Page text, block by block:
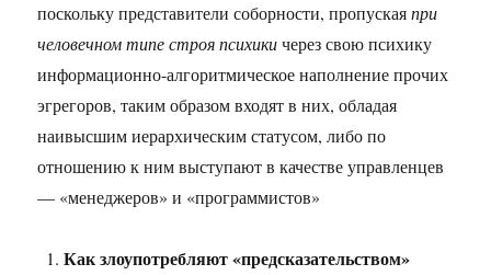
поскольку представители соборности, пропускаяпри
человечном типе строя психикичерез свою психику
информационно-алгоритмическое наполнение прочих
эгрегоров, таким образом входят в них, обладая
наивысшим иерархическим статусом, либо по
отношению к ним выступают в качестве управленцев
— «менеджеров» и «программистов»
Как злоупотребляют «предсказательством»